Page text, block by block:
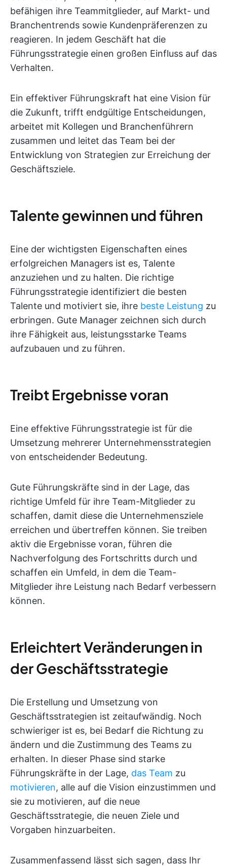
befähigen ihre Teammitglieder, auf Markt- und
Branchentrends sowie Kundenpräferenzen zu
reagieren. In jedem Geschäft hat die
Führungsstrategie einen großen Einfluss auf das
Verhalten.
Ein effektiver Führungskraft hat eine Vision für
die Zukunft, trifft endgültige Entscheidungen,
arbeitet mit Kollegen und Branchenführern
zusammen und leitet das Team bei der
Entwicklung von Strategien zur Erreichung der
Geschäftsziele.
Talente gewinnen und führen
Eine der wichtigsten Eigenschaften eines
erfolgreichen Managers ist es, Talente
anzuziehen und zu halten. Die richtige
Führungsstrategie identifiziert die besten
Talente und motiviert sie, ihre beste Leistung zu
erbringen. Gute Manager zeichnen sich durch
ihre Fähigkeit aus, leistungsstarke Teams
aufzubauen und zu führen.
Treibt Ergebnisse voran
Eine effektive Führungsstrategie ist für die
Umsetzung mehrerer Unternehmensstrategien
von entscheidender Bedeutung.
Gute Führungskräfte sind in der Lage, das
richtige Umfeld für ihre Team-Mitglieder zu
schaffen, damit diese die Unternehmensziele
erreichen und übertreffen können. Sie treiben
aktiv die Ergebnisse voran, führen die
Nachverfolgung des Fortschritts durch und
schaffen ein Umfeld, in dem die Team-
Mitglieder ihre Leistung nach Bedarf verbessern
können.
Erleichtert Veränderungen in
der Geschäftsstrategie
Die Erstellung und Umsetzung von
Geschäftsstrategien ist zeitaufwändig. Noch
schwieriger ist es, bei Bedarf die Richtung zu
ändern und die Zustimmung des Teams zu
erhalten. In dieser Phase sind starke
Führungskräfte in der Lage, das Team zu
motivieren, alle auf die Vision einzustimmen und
sie zu motivieren, auf die neue
Geschäftsstrategie, die neuen Ziele und
Vorgaben hinzuarbeiten.
Zusammenfassend lässt sich sagen, dass Ihr